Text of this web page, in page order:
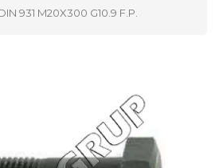
931 M20X300 G10.9 F.P.